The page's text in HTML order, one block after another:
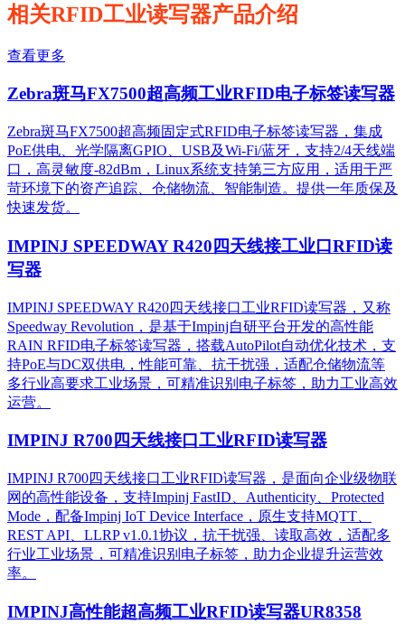
相关RFID工业读写器产品介绍
查看更多
Zebra斑马FX7500超高频工业RFID电子标签读写器
Zebra斑马FX7500超高频固定式RFID电子标签读写器，集成
PoE供电、光学隔离GPIO、USB及Wi-Fi/蓝牙，支持2/4天线端
口，高灵敏度-82dBm，Linux系统支持第三方应用，适用于严
苛环境下的资产追踪、仓储物流、智能制造。提供一年质保及
快速发货。
IMPINJ SPEEDWAY R420四天线接工业口RFID读
写器
IMPINJ SPEEDWAY R420四天线接口工业RFID读写器，又称
Speedway Revolution，是基于Impinj自研平台开发的高性能
RAIN RFID电子标签读写器，搭载AutoPilot自动优化技术，支
持PoE与DC双供电，性能可靠、抗干扰强，适配仓储物流等
多行业高要求工业场景，可精准识别电子标签，助力工业高效
运营。​
IMPINJ R700四天线接口工业RFID读写器
IMPINJ R700四天线接口工业RFID读写器，是面向企业级物联
网的高性能设备，支持Impinj FastID、Authenticity、Protected
Mode，配备Impinj IoT Device Interface，原生支持MQTT、
REST API、LLRP v1.0.1协议，抗干扰强、读取高效，适配多
行业工业场景，可精准识别电子标签，助力企业提升运营效
率。
IMPINJ高性能超高频工业RFID读写器UR8358